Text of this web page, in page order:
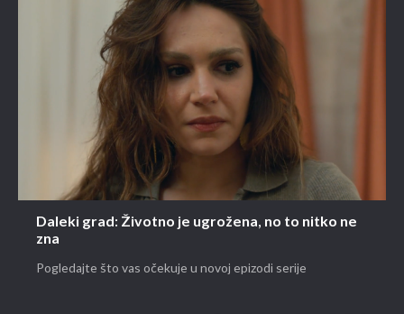
Daleki grad: Životno je ugrožena, no to nitko ne
zna
Pogledajte što vas očekuje u novoj epizodi serije